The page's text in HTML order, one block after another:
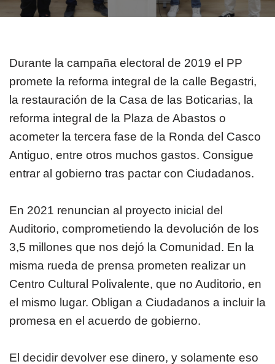
Durante la campaña electoral de 2019 el PP
promete la reforma integral de la calle Begastri,
la restauración de la Casa de las Boticarias, la
reforma integral de la Plaza de Abastos o
acometer la tercera fase de la Ronda del Casco
Antiguo, entre otros muchos gastos. Consigue
entrar al gobierno tras pactar con Ciudadanos.
En 2021 renuncian al proyecto inicial del
Auditorio, comprometiendo la devolución de los
3,5 millones que nos dejó la Comunidad. En la
misma rueda de prensa prometen realizar un
Centro Cultural Polivalente, que no Auditorio, en
el mismo lugar. Obligan a Ciudadanos a incluir la
promesa en el acuerdo de gobierno.
El decidir devolver ese dinero, y solamente eso